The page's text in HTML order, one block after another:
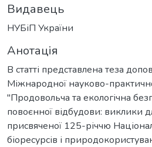
Видавець
НУБіП України
Анотація
В статті представлена теза
Міжнародної науково-
"Продовольча та екологічна
повоєнної відбудови: виклики
присвяченої 125-річчю
біоресурсів і